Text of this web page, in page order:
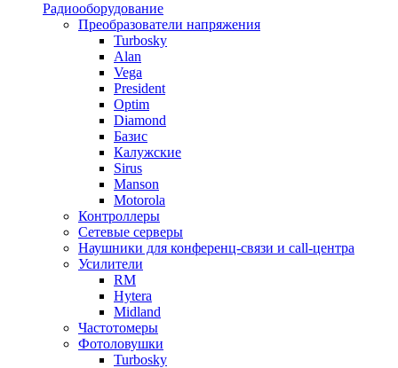
Радиооборудование
Преобразователи напряжения
Turbosky
Alan
Vega
President
Optim
Diamond
Базис
Калужские
Sirus
Manson
Motorola
Контроллеры
Сетевые серверы
Наушники для конференц-связи и call-центра
Усилители
RM
Hytera
Midland
Частотомеры
Фотоловушки
Turbosky